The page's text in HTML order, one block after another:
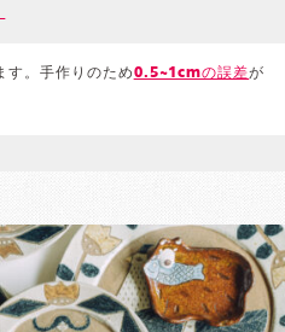
す。手作りのため0.5~1cmの誤差が